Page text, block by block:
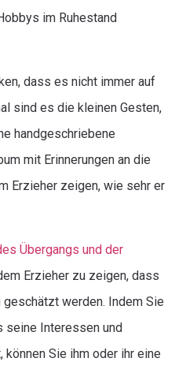
im Ruhestand
dass es nicht immer auf
sind es die kleinen Gesten,
handgeschriebene
mit Erinnerungen an die
Erzieher zeigen, wie sehr er
Übergangs und der
Erzieher zu zeigen, dass
werden. Indem Sie
seine Interessen und
Sie ihm oder ihr eine